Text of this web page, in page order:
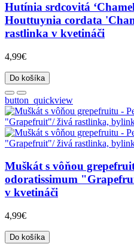
Hutínia srdcovitá
Houttuynia cordata
rastlinka v kvetináči
4,99€
Do košíka
button_quickview
Muškát s vôňou
odoratissimum
v kvetináči
4,99€
Do košíka